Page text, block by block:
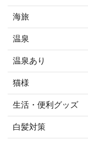
海旅
温泉
温泉あり
猫様
生活・便利グッズ
白髪対策